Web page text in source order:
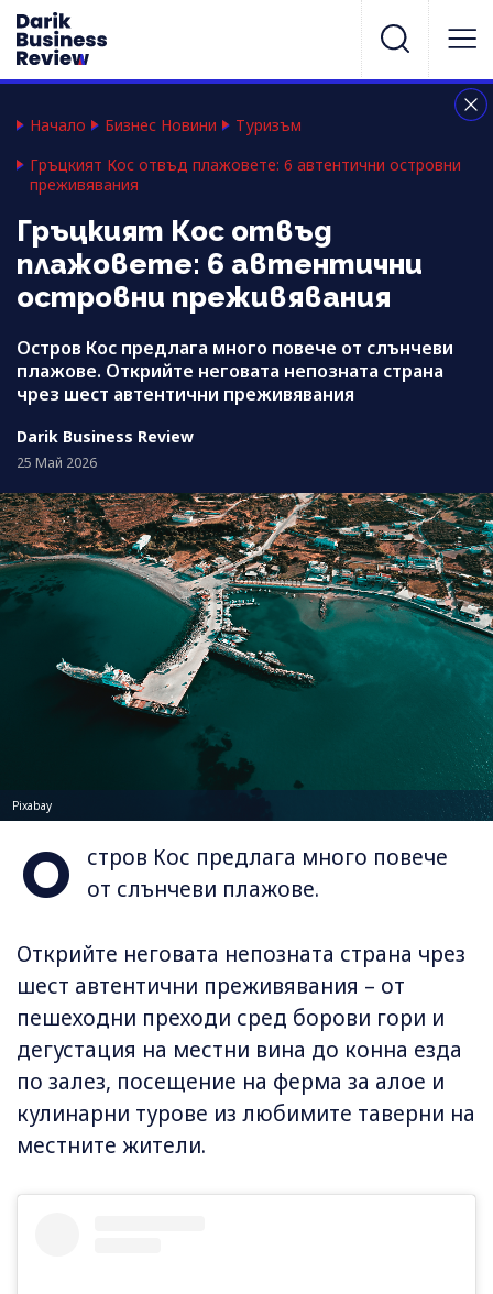
Начало Бизнес Новини
Туризъм
Гръцкият Кос отвъд плажовете: 6 автентични островни
преживявания
Гръцкият Кос отвъд
плажовете: 6 автентични
островни преживявания
Остров Кос предлага много повече от слънчеви
плажове. Открийте неговата непозната страна
чрез шест автентични преживявания
Darik Business Review
25 Май 2026
Pixabay
О
стров Кос предлага много повече
от слънчеви плажове.
Открийте неговата непозната страна чрез
шест автентични преживявания – от
пешеходни преходи сред борови гори и
дегустация на местни вина до конна езда
по залез, посещение на ферма за алое и
кулинарни турове из любимите таверни на
местните жители.